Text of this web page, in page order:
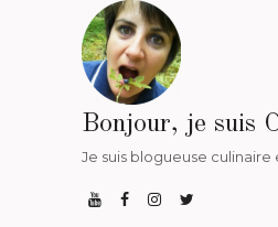
Bonjour, je suis
Je suis blogueuse culinaire